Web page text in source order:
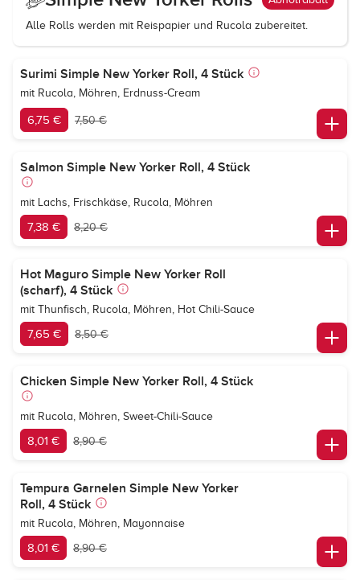
Alle Rolls werden mit Reispapier und Rucola zubereitet.
Surimi Simple New Yorker Roll, 4 Stück
mit Rucola, Möhren, Erdnuss-Cream
6,75 € 7,50 €
Salmon Simple New Yorker Roll, 4 Stück
mit Lachs, Frischkäse, Rucola, Möhren
7,38 € 8,20 €
Hot Maguro Simple New Yorker Roll
(scharf), 4 Stück
mit Thunfisch, Rucola, Möhren, Hot Chili-Sauce
7,65 € 8,50 €
Chicken Simple New Yorker Roll, 4 Stück
mit Rucola, Möhren, Sweet-Chili-Sauce
8,01 € 8,90 €
Tempura Garnelen Simple New Yorker
Roll, 4 Stück
mit Rucola, Möhren, Mayonnaise
8,01 € 8,90 €